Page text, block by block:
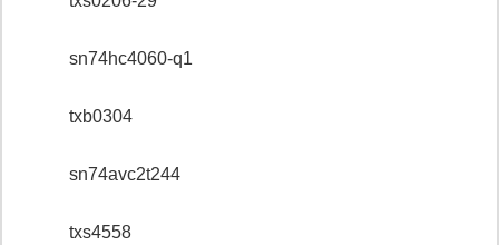
sn74hc4060-q1
txb0304
sn74avc2t244
txs4558